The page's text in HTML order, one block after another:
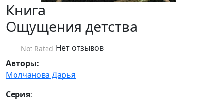
Книга
Ощущения детства
Not Rated Нет отзывов
Авторы:
Молчанова Дарья
Серия: